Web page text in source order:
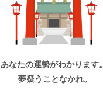
あなたの運勢がわかります。
夢疑うことなかれ。